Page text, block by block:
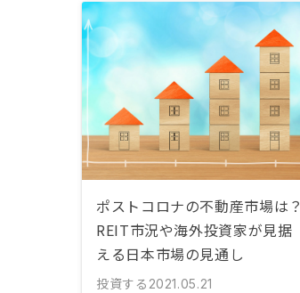
ポストコロナの不動産市場は？
REIT市況や海外投資家が見据
える日本市場の見通し
投資する 2021.05.21